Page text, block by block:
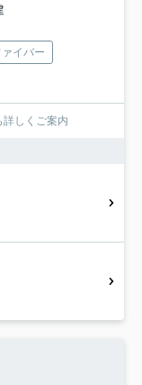
イバー
詳しくご案内